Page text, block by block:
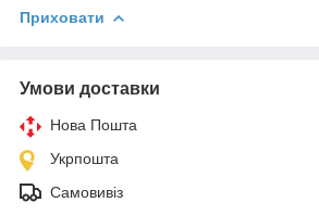
Приховати
Умови доставки
Нова Пошта
Укрпошта
Самовивіз